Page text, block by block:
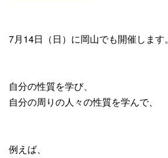
7月14日（日）に岡山でも開催します。
自分の性質を学び、
自分の周りの人々の性質を学んで、
例えば、